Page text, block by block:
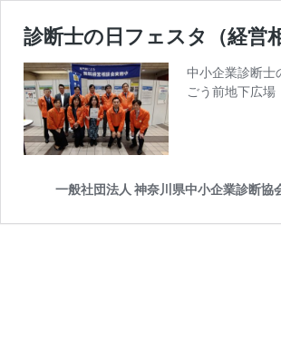
診断士の日フェスタ（経営
中小企業診断士
ごう前地下広
一般社団法人 神奈川県中小企業診断協